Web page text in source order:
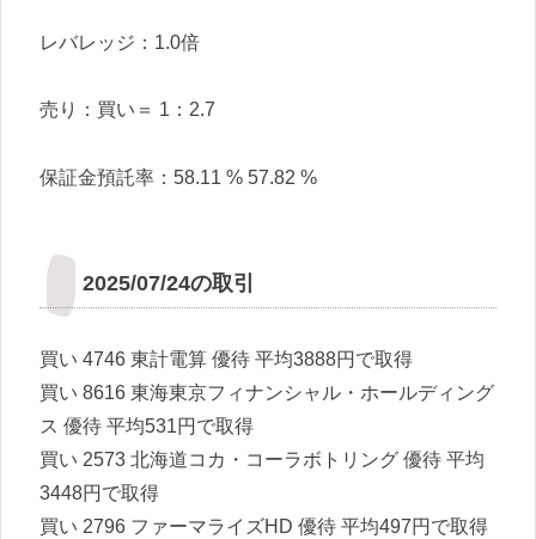
レバレッジ：1.0倍
売り：買い＝ 1：2.7
保証金預託率：58.11 % 57.82 %
2025/07/24の取引
買い 4746 東計電算 優待 平均3888円で取得
買い 8616 東海東京フィナンシャル・ホールディング
ス 優待 平均531円で取得
買い 2573 北海道コカ・コーラボトリング 優待 平均
3448円で取得
買い 2796 ファーマライズHD 優待 平均497円で取得